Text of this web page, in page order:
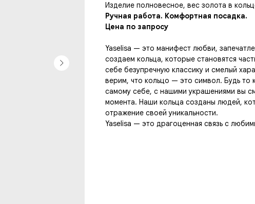
Изделие полновесное, вес золота в
Ручная работа. Комфортная посадка.
Цена по запросу
Yaselisa — это манифест любви,
создаем кольца, которые становятся
себе безупречную классику и смелый
верим, что кольцо — это символ. Будь то
самому себе, с нашими украшениями вы
момента. Наши кольца созданы людей,
отражение своей уникальности.
Yaselisa — это драгоценная связь с